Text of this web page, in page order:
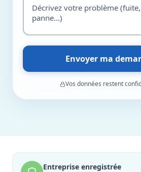
Envoyer ma
Vos données restent
Entreprise enregistrée